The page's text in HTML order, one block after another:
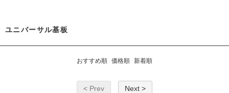
ユニバーサル基板
おすすめ順 価格順 新着順
< Prev Next >